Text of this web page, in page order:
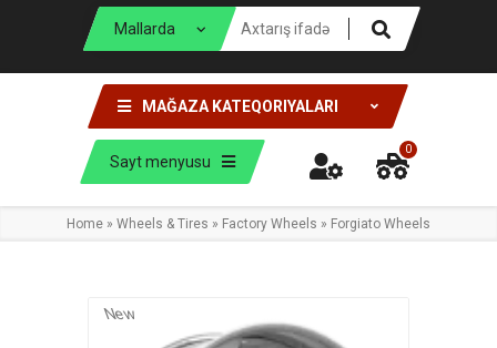
MAĞAZA KATEQORIYALARI
Sayt menyusu
0
Home » Wheels & Tires » Factory Wheels » Forgiato Wheels
New